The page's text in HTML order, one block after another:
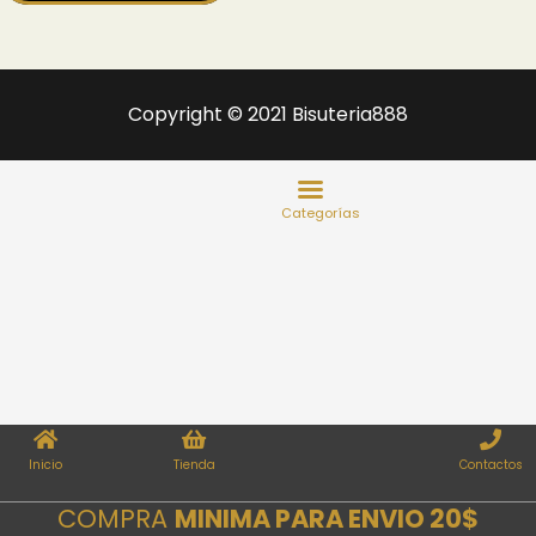
Copyright © 2021 Bisuteria888
Inicio Tienda Contactos
COMPRA MINIMA PARA ENVIO 20$